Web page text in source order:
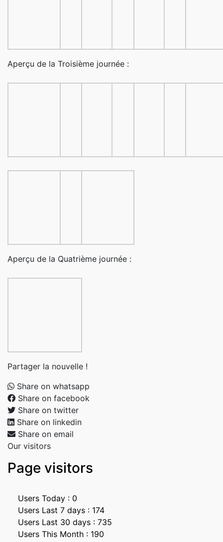
Aperçu de la Troisième journée :
Aperçu de la Quatrième journée :
Partager la nouvelle !
Share on whatsapp
Share on facebook
Share on twitter
Share on linkedin
Share on email
Our visitors
Page visitors
Users Today : 0
Users Last 7 days : 174
Users Last 30 days : 735
Users This Month : 190